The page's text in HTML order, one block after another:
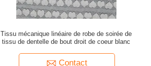
Tissu mécanique linéaire de robe de soirée de
tissu de dentelle de bout droit de coeur blanc
Contact